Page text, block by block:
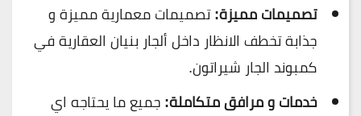
تصميمات مميزة:تصميمات معمارية مميزة و
جذابة تخطف الانظار داخل ألجار بنيان العقارية في
كمبوند الجار شيراتون.
خدمات و مرافق متكاملة:جميع ما يحتاجه اي